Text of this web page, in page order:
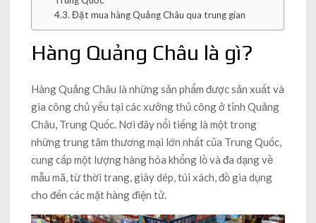
Đặt mua hàng Quảng Châu qua trung gian
Hàng Quảng Châu là gì?
Hàng Quảng Châu là những sản phẩm được sản xuất và
gia công chủ yếu tại các xưởng thủ công ở tỉnh Quảng
Châu, Trung Quốc. Nơi đây nổi tiếng là một trong
những trung tâm thương mại lớn nhất của Trung Quốc,
cung cấp một lượng hàng hóa khổng lồ và đa dạng về
mẫu mã, từ thời trang, giày dép, túi xách, đồ gia dụng
cho đến các mặt hàng điện tử.